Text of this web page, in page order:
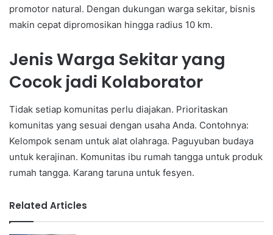
promotor natural. Dengan dukungan warga sekitar, bisnis
makin cepat dipromosikan hingga radius 10 km.
Jenis Warga Sekitar yang
Cocok jadi Kolaborator
Tidak setiap komunitas perlu diajakan. Prioritaskan
komunitas yang sesuai dengan usaha Anda. Contohnya:
Kelompok senam untuk alat olahraga. Paguyuban budaya
untuk kerajinan. Komunitas ibu rumah tangga untuk produk
rumah tangga. Karang taruna untuk fesyen.
Related Articles